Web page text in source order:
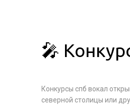
🎤
Конкурсы спб вокал
северной столицы или